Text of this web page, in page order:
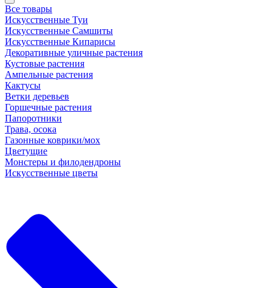
Все товары
Искусственные Туи
Искусственные Самшиты
Искусственные Кипарисы
Декоративные уличные растения
Кустовые растения
Ампельные растения
Кактусы
Ветки деревьев
Горшечные растения
Папоротники
Трава, осока
Газонные коврики/мох
Цветущие
Монстеры и филодендроны
Искусственные цветы